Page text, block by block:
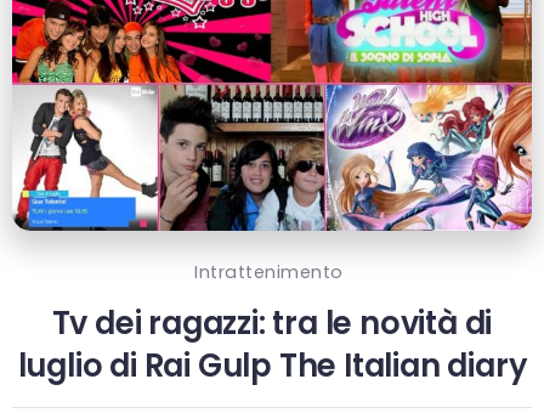
Intrattenimento
Tv dei ragazzi: tra le novità di
luglio di Rai Gulp The Italian diary